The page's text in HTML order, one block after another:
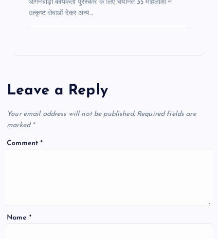
आंगनबाड़ी कार्यकर्ता पुरस्कार के लिए चयनित 35 महिलाओं ने
उत्कृष्ट सेवाओं देकर अन्य…
Leave a Reply
Your email address will not be published. Required fields are
marked *
Comment*
Name *